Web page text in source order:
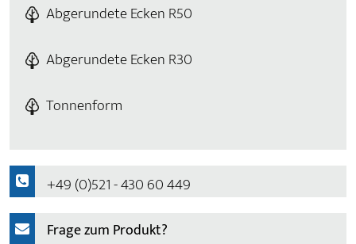
Abgerundete Ecken R50
Abgerundete Ecken R30
Tonnenform
+49 (0)521 - 430 60 449
Frage zum Produkt?